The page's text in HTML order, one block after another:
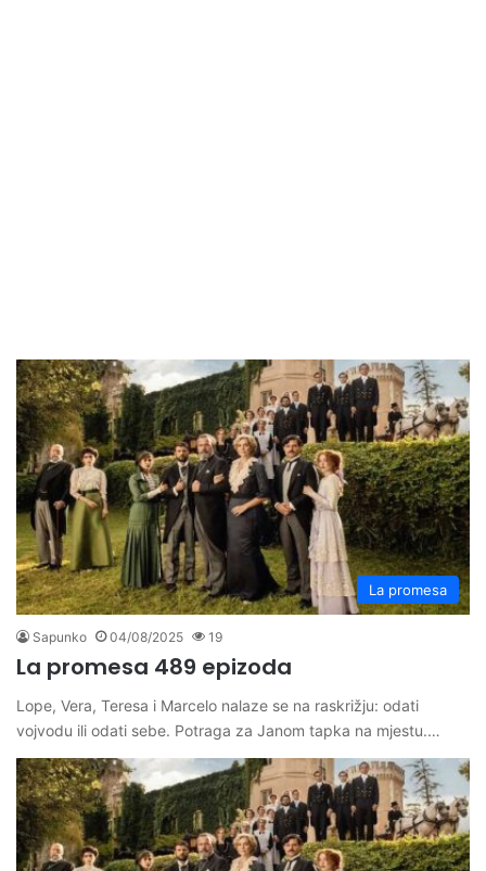
La promesa
Sapunko 04/08/2025 19
La promesa 489 epizoda
Lope, Vera, Teresa i Marcelo nalaze se na raskrižju: odati
vojvodu ili odati sebe. Potraga za Janom tapka na mjestu.…